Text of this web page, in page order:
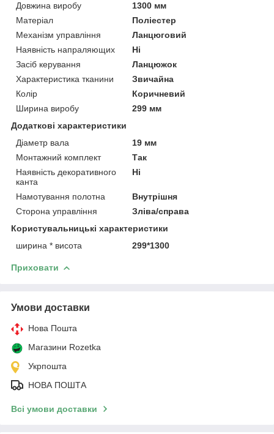
Довжина виробу
1300 мм
Матеріал
Поліестер
Механізм управління
Ланцюговий
Наявність напраляющих
Ні
Засіб керування
Ланцюжок
Характеристика тканини
Звичайна
Колір
Коричневий
Ширина виробу
299 мм
Додаткові характеристики
Діаметр вала
19 мм
Монтажний комплект
Так
Наявність декоративного
канта
Ні
Намотування полотна
Внутрішня
Сторона управління
Зліва/справа
Користувальницькі характеристики
ширина * висота
299*1300
Приховати
Умови доставки
Нова Пошта
Магазини Rozetka
Укрпошта
НОВА ПОШТА
Всі умови доставки